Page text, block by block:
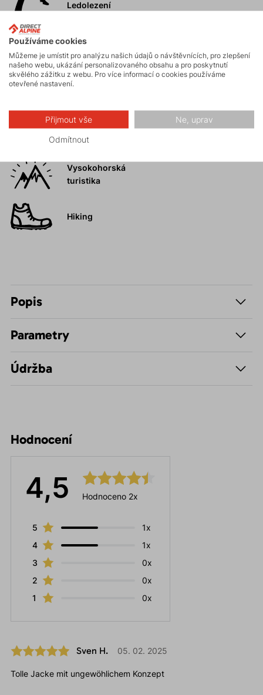
Ledolezení
Skialpinismus
Turistika
Skalní lezení a
ferraty
Vysokohorská
turistika
Hiking
Popis
Parametry
Údržba
Hodnocení
4,5 Hodnoceno 2x
5
1x
4
1x
3
0x
2
0x
1
0x
Sven H. 05. 02. 2025
Tolle Jacke mit ungewöhlichem Konzept
Používáme cookies
Můžeme je umístit pro analýzu našich údajů o návštěvnících, pro zlepšení
našeho webu, ukázání personalizovaného obsahu a pro poskytnutí
skvělého zážitku z webu. Pro více informací o cookies používáme
otevřené nastavení.
Přijmout vše Ne, uprav
Odmítnout